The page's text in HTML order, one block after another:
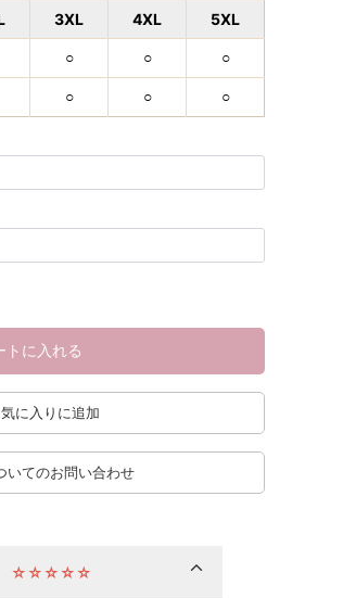
3XL 4XL 5XL
○ ○ ○
○ ○ ○
トに入れる
に入りに追加
いてのお問い合わせ
☆☆☆☆☆